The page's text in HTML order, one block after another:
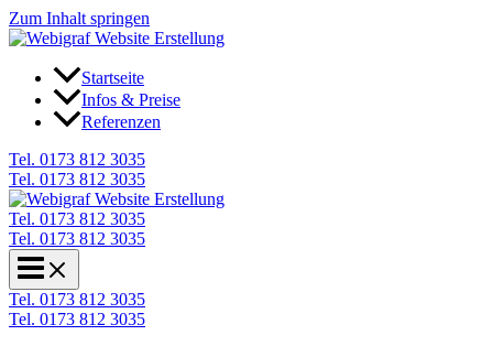
Zum Inhalt springen
Startseite
Infos & Preise
Referenzen
Tel. 0173 812 3035
Tel. 0173 812 3035
Tel. 0173 812 3035
Tel. 0173 812 3035
Tel. 0173 812 3035
Tel. 0173 812 3035